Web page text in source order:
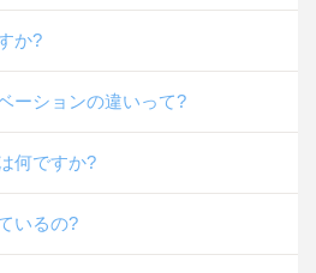
か?
ーションの違いって?
何ですか?
いるの?